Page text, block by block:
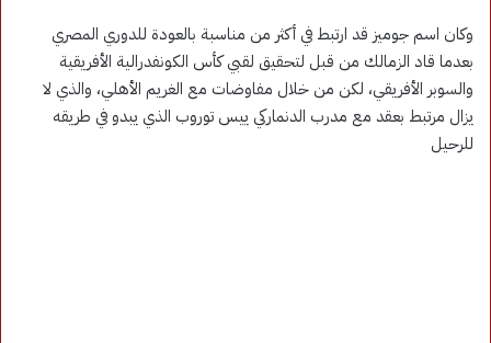
وكان اسم جوميز قد ارتبط في أكثر من مناسبة بالعودة للدوري المصري
بعدما قاد الزمالك من قبل لتحقيق لقبي كأس الكونفدرالية الأفريقية
والسوبر الأفريقي، لكن من خلال مفاوضات مع الغريم الأهلي، والذي لا
يزال مرتبط بعقد مع مدرب الدنماركي ييس توروب الذي يبدو في طريقه
للرحيل